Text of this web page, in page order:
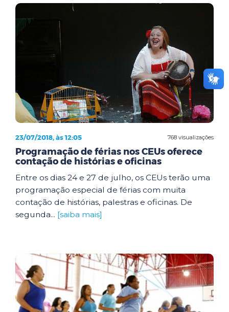
768 visualizações
23/07/2018, às 12:05
Programação de férias nos CEUs oferece
contação de histórias e oficinas
Entre os dias 24 e 27 de julho, os CEUs terão uma
programação especial de férias com muita
contação de histórias, palestras e oficinas. De
segunda... [saiba mais]